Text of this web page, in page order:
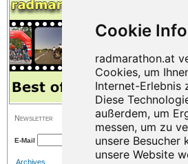
Newsletter
E-Mail
Archives